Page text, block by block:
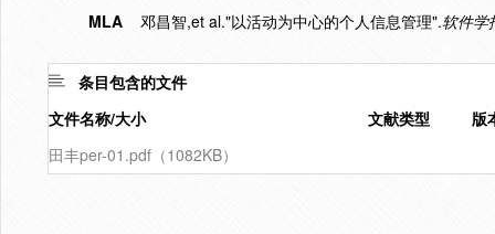
MLA
邓昌智,et al."以活动为中心的个人信息管理".软件学
条目包含的文件
文件名称/大小
文献类型
版
田丰per-01.pdf（1082KB）